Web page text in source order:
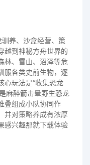
养、沙盒经营、策
越到神秘方舟世界的
林、雪山、沼泽等危
服各类史前生物，逐
心玩法是“收集恐龙
麻醉箭击晕野生恐龙
叠组成小队协同作
并对策略养成有浓厚
感兴趣那就下载体验